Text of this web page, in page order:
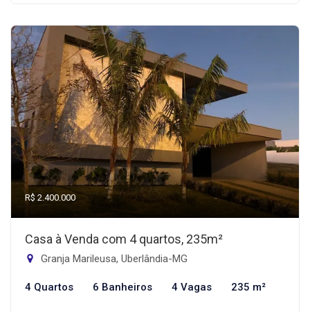
R$ 2.400.000
Casa à Venda com 4 quartos, 235m²
Granja Marileusa, Uberlândia-MG
4 Quartos 6 Banheiros 4 Vagas 235 m²